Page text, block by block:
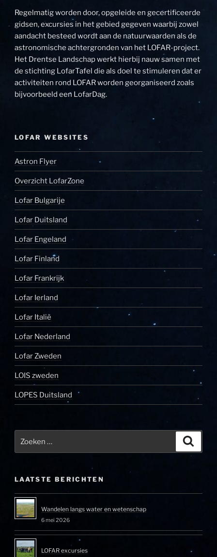
Regelmatig worden door, opgeleide en gecertificeerde
gidsen, excursies in het gebied gegeven waarbij zowel
aandacht besteed wordt aan de natuurwaarden als de
astronomische achtergronden van het LOFAR-project.
Het Drentse Landschap werkt hierbij nauw samen met
de stichting LofarTafel die als doel te stimuleren dat er
activiteiten rond LOFAR worden georganiseerd zoals
bijvoorbeeld een LofarDag.
LOFAR WEBSITES
Astron Flyer
Overzicht LofarZone
Lofar Bulgarije
Lofar Duitsland
Lofar Engeland
Lofar Finland
Lofar Frankrijk
Lofar Ierland
Lofar Italië
Lofar Nederland
Lofar Zweden
LOIS zweden
LOPES Duitsland
LAATSTE BERICHTEN
Wandelen langs water en wetenschap
6 mei 2026
LOFAR excursies